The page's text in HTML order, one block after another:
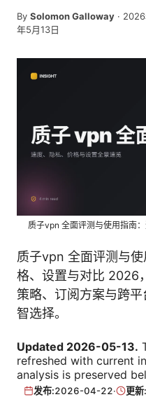
By Solomon Galloway ·
年5月13日
质子vpn 全面评测与使用指南
质子vpn 全面评测与
格、设置与对比 2026
策略、订阅方案与跨
智选择。
Updated 2026-05-13.
refreshed with current
analysis is preserved
发布:2026-04-22· 更新: